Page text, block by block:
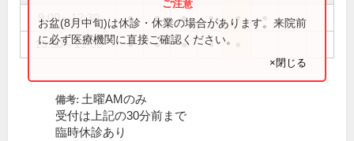
9:00～12:30 ● ● ● ● ●
15:30～19:00 ● ● ● ●
お盆(8月中旬)は休診・休業の場合があります。来院前
に必ず医療機関に直接ご確認ください。
×閉じる
備考: 土曜AMのみ
受付は上記の30分前まで
臨時休診あり